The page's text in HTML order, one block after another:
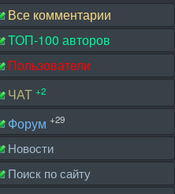
Все комментарии
ТОП-100 авторов
Пользователи
ЧАТ +2
Форум +29
Новости
Поиск по сайту